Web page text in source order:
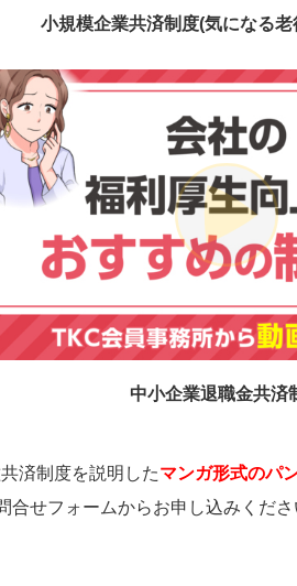
小規模企業共済制度(気になる
中小企業退職金共済
済制度を説明したマンガ形式のパ
せフォームからお申し込みくださ